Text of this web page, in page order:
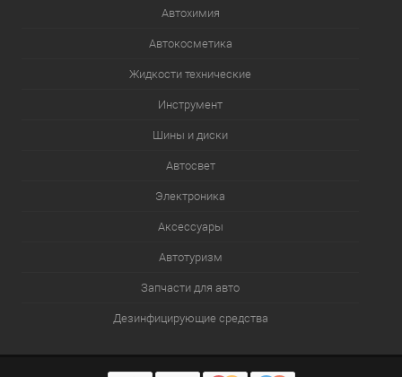
Автохимия
Автокосметика
Жидкости технические
Инструмент
Шины и диски
Автосвет
Электроника
Аксессуары
Автотуризм
Запчасти для авто
Дезинфицирующие средства